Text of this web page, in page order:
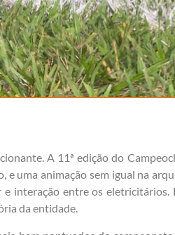
A 11ª edição do
uma animação sem igual na
interação entre os eletricitários.
da entidade.